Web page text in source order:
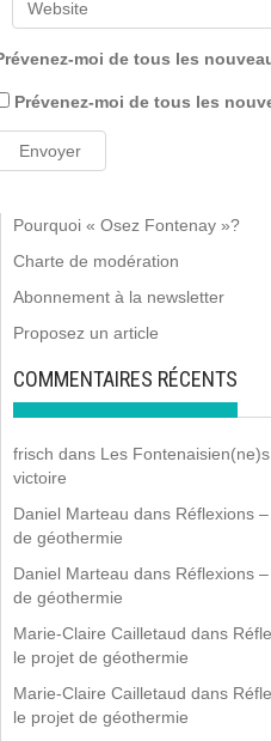
moi de tous les
Prévenez-moi de tous les
Pourquoi « Osez Fontenay »?
Charte de modération
Abonnement à la newsletter
Proposez un article
COMMENTAIRES RÉCENTS
frisch dans Les
victoire
Daniel Marteau dans Réflexions
de géothermie
Daniel Marteau dans Réflexions
de géothermie
Marie-Claire Cailletaud dans
le projet de géothermie
Marie-Claire Cailletaud dans
le projet de géothermie